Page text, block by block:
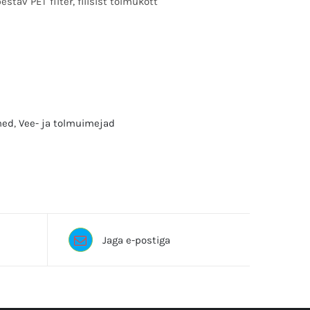
, Vee- ja tolmuimejad
Jaga e-postiga